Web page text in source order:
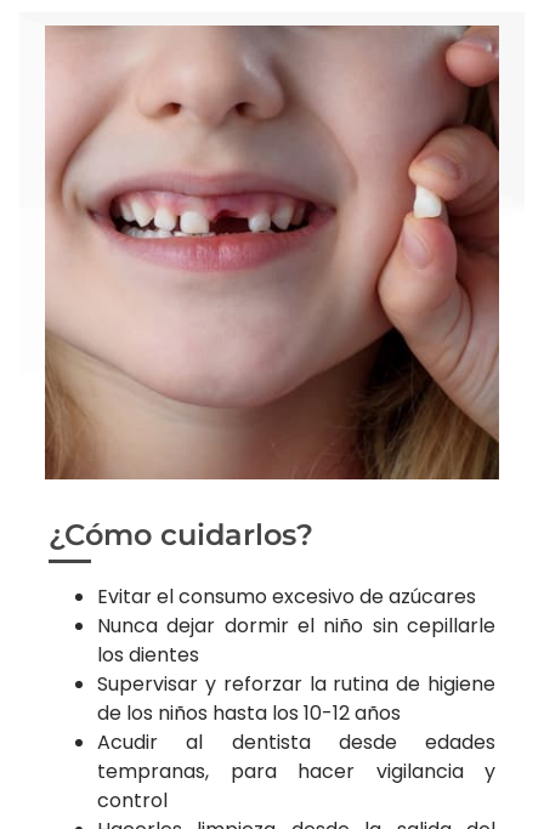
¿Cómo cuidarlos?
Evitar el consumo excesivo de azúcares
Nunca dejar dormir el niño sin cepillarle
los dientes
Supervisar y reforzar la rutina de higiene
de los niños hasta los 10-12 años
Acudir al dentista desde edades
tempranas, para hacer vigilancia y
control